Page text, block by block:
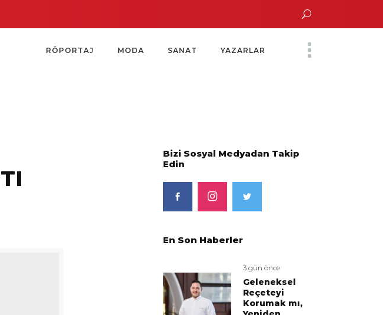
Yoko Ono Sergisi Özel Bir Davetle Açıldı
RÖPORTAJ MODA SANAT YAZARLAR
Bizi Sosyal Medyadan Takip
Edin
En Son Haberler
3 gün önce
Geleneksel
Reçeteyi
Korumak mı,